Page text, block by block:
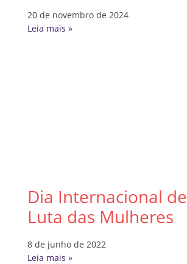
20 de novembro de 2024
Leia mais »
Dia Internacional de
Luta das Mulheres
8 de junho de 2022
Leia mais »